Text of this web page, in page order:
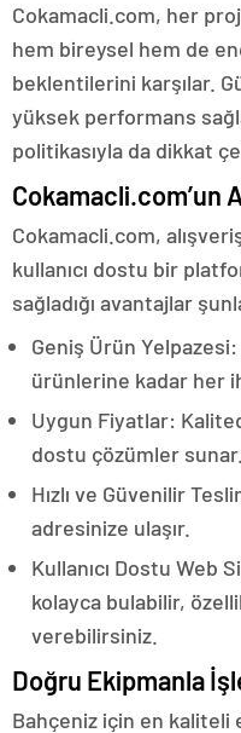
Cokamacli.com, her
hem bireysel hem de
beklentilerini karşılar.
yüksek performans
politikasıyla da dikkat
Cokamacli.com’un
Cokamacli.com,
kullanıcı dostu bir
sağladığı avantajlar
Geniş Ürün
ürünlerine kadar her
Uygun Fiyatlar:
dostu çözümler sunar.
Hızlı ve Güvenilir
adresinize ulaşır.
Kullanıcı Dostu Web
kolayca bulabilir,
verebilirsiniz.
Doğru Ekipmanla
Bahçeniz için en